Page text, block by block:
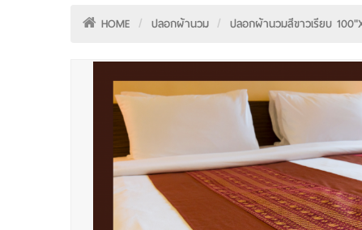
HOME ปลอกผ้านวม ปลอกผ้านวมสีขาวเรียบ